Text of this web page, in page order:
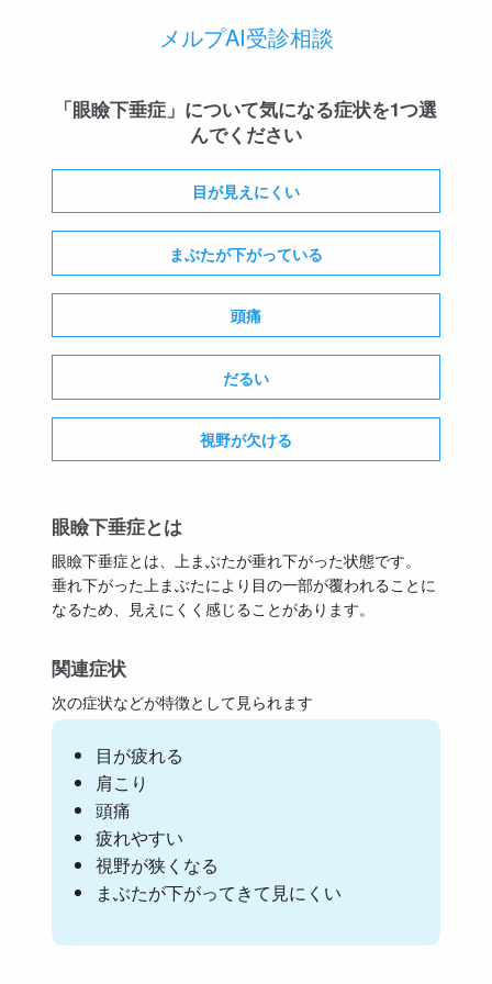
メルプAI受診相談
「眼瞼下垂症」について気になる症状を1つ選
んでください
目が見えにくい
まぶたが下がっている
頭痛
だるい
視野が欠ける
眼瞼下垂症とは
眼瞼下垂症とは、上まぶたが垂れ下がった状態です。
垂れ下がった上まぶたにより目の一部が覆われることに
なるため、見えにくく感じることがあります。
関連症状
次の症状などが特徴として見られます
目が疲れる
肩こり
頭痛
疲れやすい
視野が狭くなる
まぶたが下がってきて見にくい